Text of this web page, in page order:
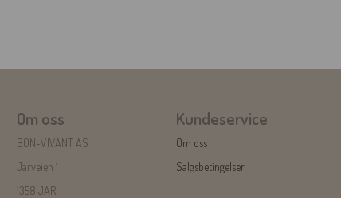
Om oss
BON-VIVANT AS
Jarveien 1
1358 JAR
Kundeservice
Om oss
Salgsbetingelser